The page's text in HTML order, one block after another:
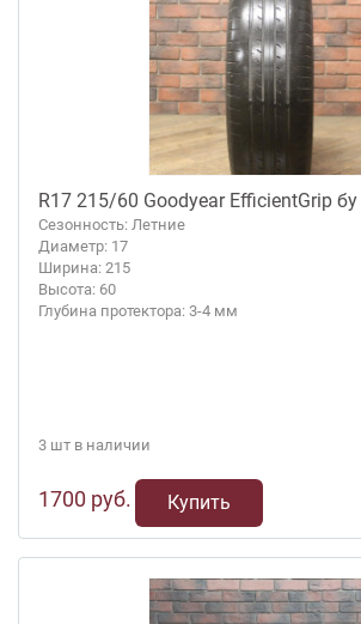
R17 215/60 Goodyear EfficientGrip бу
Сезонность: Летние
Диаметр: 17
Ширина: 215
Высота: 60
Глубина протектора: 3-4 мм
3 шт в наличии
1700 руб. Купить